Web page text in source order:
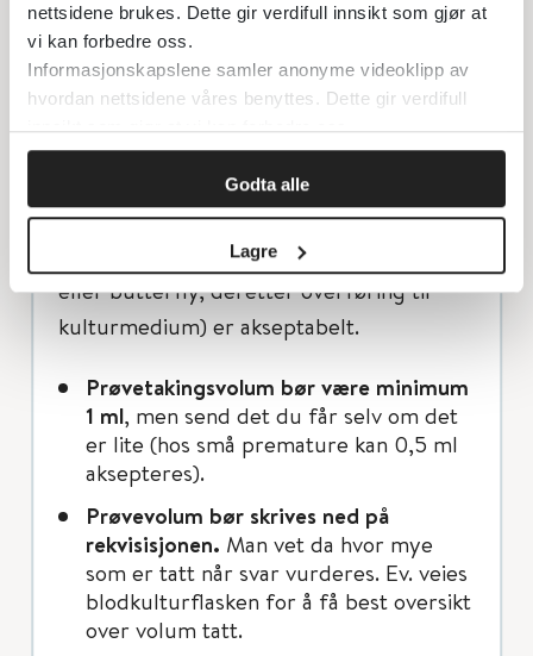
nettsidene brukes. Dette gir verdifull innsikt som gjør at
vi kan forbedre oss.
Informasjonskapslene samler anonyme videoklipp av
hvordan nettsidene våres benyttes. Dette gir verdifull
innsikt som gjør at vi kan forbedre oss.
Godta alle
Lagre
Skal alltid tas før oppstart antibiotika.
Prøvetakingsteknikk: Grundig
huddesinfeksjon. Direkte teknikk (=
innstikk i blodkar med vacutainernål)
anbefales, men indirekte teknikk (=
prøvetaking til sprøyte ved hjelp av spiss
eller butterfly, deretter overføring til
kulturmedium) er akseptabelt.
Prøvetakingsvolum bør være minimum
1 ml, men send det du får selv om det
er lite (hos små premature kan 0,5 ml
aksepteres).
Prøvevolum bør skrives ned på
rekvisisjonen. Man vet da hvor mye
som er tatt når svar vurderes. Ev. veies
blodkulturflasken for å få best oversikt
over volum tatt.